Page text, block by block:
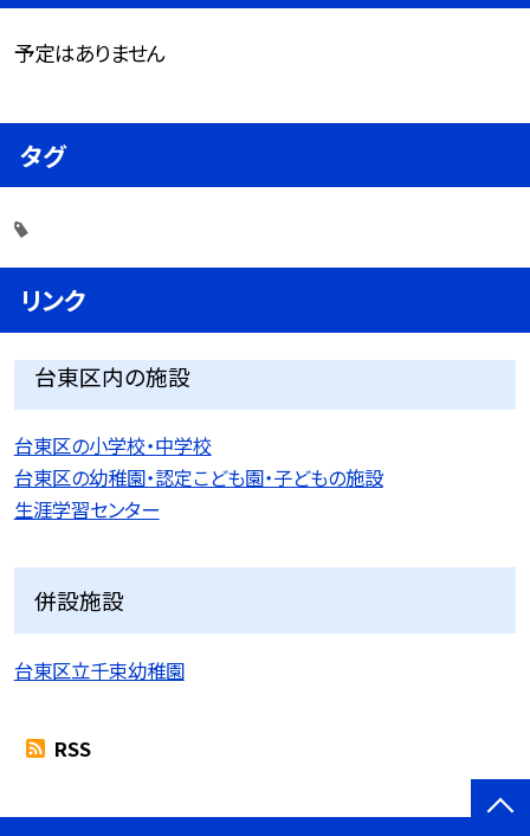
予定はありません
タグ
リンク
台東区内の施設
台東区の小学校・中学校
台東区の幼稚園・認定こども園・子どもの施設
生涯学習センター
併設施設
台東区立千束幼稚園
RSS